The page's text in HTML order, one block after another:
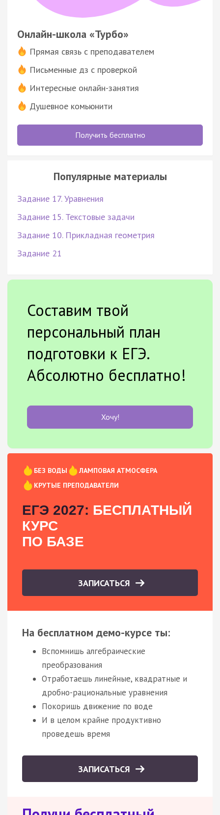
Онлайн-школа «Турбо»
Прямая связь с преподавателем
Письменные дз с проверкой
Интересные онлайн-занятия
Душевное комьюнити
Получить бесплатно
Популярные материалы
Задание 17. Уравнения
Задание 15. Текстовые задачи
Задание 10. Прикладная геометрия
Задание 21
Составим твой
персональный план
подготовки к ЕГЭ.
Абсолютно бесплатно!
Хочу!
БЕЗ ВОДЫ
ЛАМПОВАЯ АТМОСФЕРА
КРУТЫЕ ПРЕПОДАВАТЕЛИ
ЕГЭ 2027: БЕСПЛАТНЫЙ
КУРС
ПО БАЗЕ
ЗАПИСАТЬСЯ
На бесплатном демо-курсе ты:
Вспомнишь алгебраические
преобразования
Отработаешь линейные, квадратные и
дробно-рациональные уравнения
Покоришь движение по воде
И в целом крайне продуктивно
проведешь время
ЗАПИСАТЬСЯ